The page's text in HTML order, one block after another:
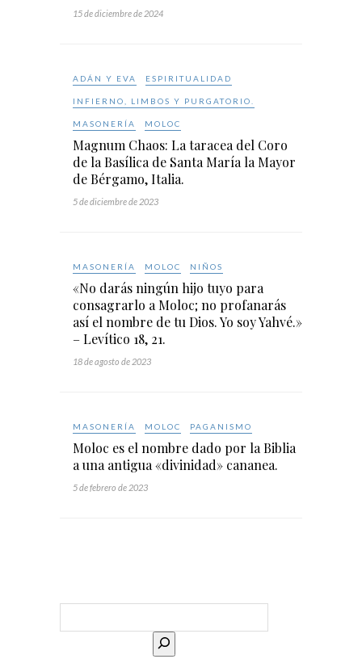
15 de diciembre de 2024
ADÁN Y EVA ESPIRITUALIDAD
INFIERNO, LIMBOS Y PURGATORIO.
MASONERÍA MOLOC
Magnum Chaos: La taracea del Coro
de la Basílica de Santa María la Mayor
de Bérgamo, Italia.
5 de diciembre de 2023
MASONERÍA MOLOC NIÑOS
«No darás ningún hijo tuyo para
consagrarlo a Moloc; no profanarás
así el nombre de tu Dios. Yo soy Yahvé.»
– Levítico 18, 21.
18 de agosto de 2023
MASONERÍA MOLOC PAGANISMO
Moloc es el nombre dado por la Biblia
a una antigua «divinidad» cananea.
5 de febrero de 2023